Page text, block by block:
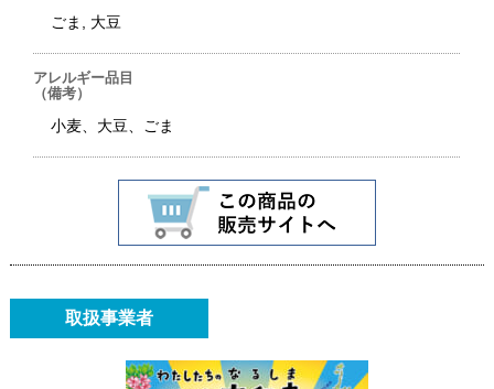
ごま, 大豆
アレルギー品目
（備考）
小麦、大豆、ごま
取扱事業者